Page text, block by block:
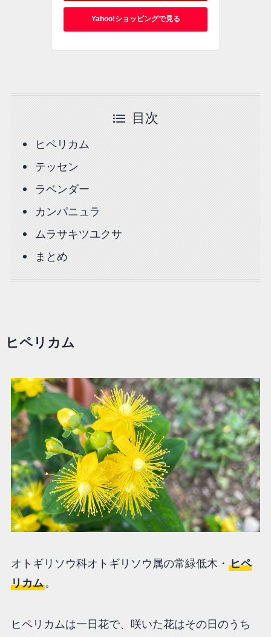
Yahoo!ショッピングで見る
目次
ヒペリカム
テッセン
ラベンダー
カンパニュラ
ムラサキツユクサ
まとめ
ヒペリカム
オトギリソウ科オトギリソウ属の常緑低木・ ヒペ
リカム。
ヒペリカムは一日花で、咲いた花はその日のうち